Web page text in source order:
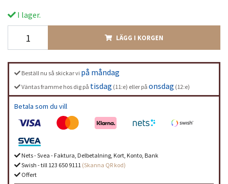
I lager.
LÄGG I KORGEN
Beställ nu så skickar vi på måndag
Väntas framme hos dig på tisdag (11:e) eller på onsdag (12:e)
Betala som du vill
Nets - Svea - Faktura, Delbetalning, Kort, Konto, Bank
Swish - till 123 650 9111 (Skanna QR kod)
Offert